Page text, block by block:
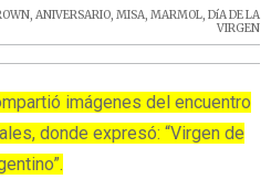
, ANIVERSARIO, MISA, MARMOL, DíA DE LA
VIRGEN
imágenes del encuentro
donde expresó: “Virgen de